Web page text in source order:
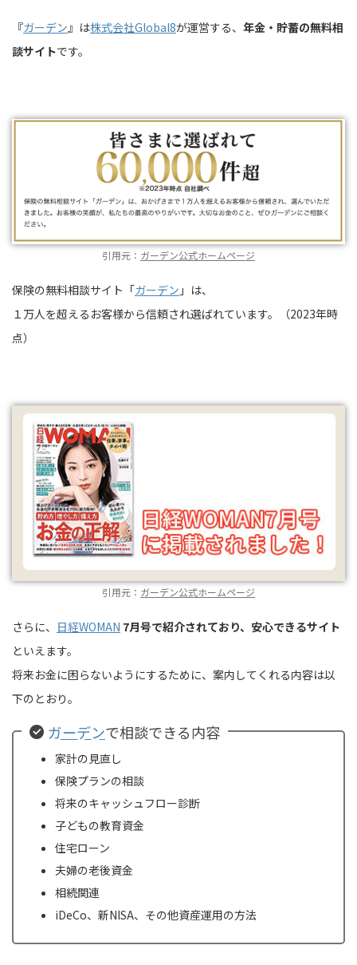
『ガーデン 』は株式会社Global8が運営する、 年金・貯蓄の無料相
談サイトです。
引用元： ガーデン公式ホームページ
保険の無料相談サイト「ガーデン 」は、
１万人を超えるお客様から信頼され選ばれています。（2023年時
点）
引用元： ガーデン公式ホームページ
さらに、 日経WOMAN 7月号で紹介されており、安心できるサイト
といえます。
将来お金に困らないようにするために、案内してくれる内容は以
下のとおり。
ガーデンで相談できる内容
家計の見直し
保険プランの相談
将来のキャッシュフロー診断
子どもの教育資金
住宅ローン
夫婦の老後資金
相続関連
iDeCo、新NISA、その他資産運用の方法